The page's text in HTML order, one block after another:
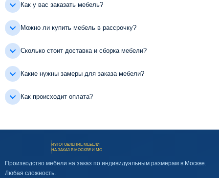
Как у вас заказать мебель?
Можно ли купить мебель в рассрочку?
Сколько стоит доставка и сборка мебели?
Какие нужны замеры для заказа мебели?
Как происходит оплата?
ИЗГОТОВЛЕНИЕ МЕБЕЛИ
НА ЗАКАЗ В МОСКВЕ И МО
Производство мебели на заказ по индивидуальным размерам в Москве.
Любая сложность.